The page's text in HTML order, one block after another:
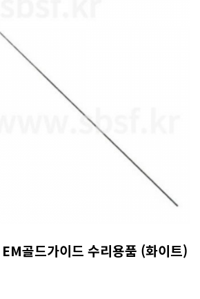
골드가이드 수리용품 (화이트)